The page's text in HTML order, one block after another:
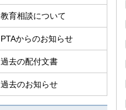
教育相談について
PTAからのお知らせ
過去の配付文書
過去のお知らせ